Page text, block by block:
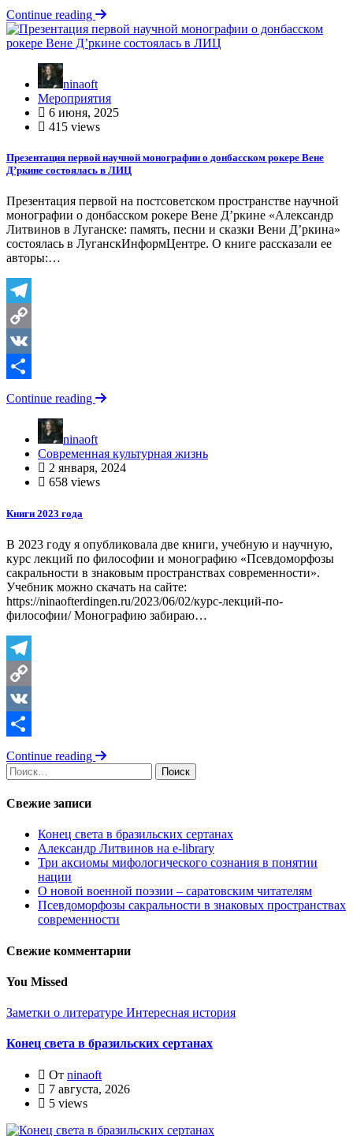
Отправить
Continue reading
ninaoft
Мероприятия
6 июня, 2025
415 views
Презентация первой научной монографии о донбасском рокере Вене
Д’ркине состоялась в ЛИЦ
Презентация первой на постсоветском пространстве научной
монографии о донбасском рокере Вене Д’ркине «Александр
Литвинов в Луганске: память, песни и сказки Вени Д’ркина»
состоялась в ЛуганскИнформЦентре. О книге рассказали ее
авторы:…
Telegram
Copy
Link
VK
Отправить
Continue reading
ninaoft
Современная культурная жизнь
2 января, 2024
658 views
Книги 2023 года
В 2023 году я опубликовала две книги, учебную и научную,
курс лекций по философии и монографию «Псевдоморфозы
сакральности в знаковым пространствах современности».
Учебник можно скачать на сайте:
https://ninaofterdingen.ru/2023/06/02/курс-лекций-по-
философии/ Монографию забираю…
Telegram
Copy
Link
VK
Отправить
Continue reading
Найти:
Свежие записи
Конец света в бразильских сертанах
Александр Литвинов на e-library
Три аксиомы мифологического сознания в понятии
нации
О новой военной поэзии – саратовским читателям
Псевдоморфозы сакральности в знаковых пространствах
современности
Свежие комментарии
You Missed
Заметки о литературе Интересная история
Конец света в бразильских сертанах
От ninaoft
7 августа, 2026
5 views